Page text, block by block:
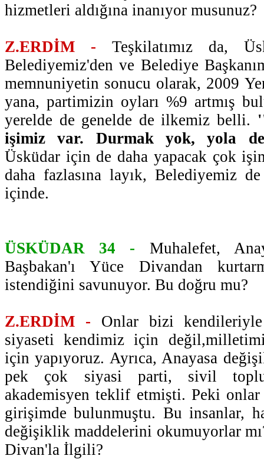
hizmetleri aldığına inanıyor musunuz?
Z.ERDİM - Teşkilatımız da,
Belediyemiz'den ve Belediye
memnuniyetin sonucu olarak, 2009
yana, partimizin oyları %9 artmış
yerelde de genelde de ilkemiz belli.
işimiz var. Durmak yok, yola
Üsküdar için de daha yapacak çok
daha fazlasına layık, Belediyemiz
içinde.
ÜSKÜDAR 34 - Muhalefet,
Başbakan'ı Yüce Divandan
istendiğini savunuyor. Bu doğru mu?
Z.ERDİM - Onlar bizi kendileriyle
siyaseti kendimiz için
için yapıyoruz. Ayrıca, Anayasa
pek çok siyasi parti, sivil
akademisyen teklif etmişti. Peki
girişimde bulunmuştu. Bu insanlar,
değişiklik maddelerini okumuyorlar
Divan'la İlgili?